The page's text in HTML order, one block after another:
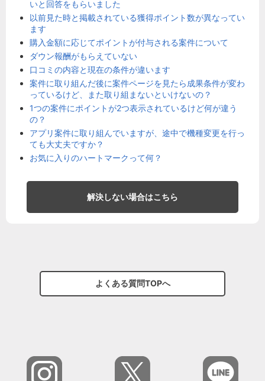
いと回答をもらいました
以前見た時と掲載されている獲得ポイント数が異なってい
ます
購入金額に応じてポイントが付与される案件について
ダウン報酬がもらえていない
口コミの内容と現在の条件が違います
案件に取り組んだ後に案件ページを見たら成果条件が変わ
っているけど、また取り組まないといけないの？
1つの案件にポイントが2つ表示されているけど何が違う
の？
アプリ案件に取り組んでいますが、途中で機種変更を行っ
ても大丈夫ですか？
お気に入りのハートマークって何？
解決しない場合はこちら
よくある質問TOPへ